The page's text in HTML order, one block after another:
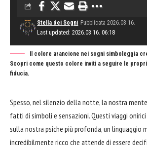
Last updated: 2026.03.16. 06:18
Stella dei Sogni Pubblicata 2026.03.16.
Il colore arancione nei sogni simboleggia
Scopri come questo colore inviti a seguire le
fiducia.
Spesso, nel silenzio della notte, la nostra
fatti di simboli e sensazioni. Questi viaggi
sulla nostra psiche più profonda, un linguaggio
incredibilmente ricco che attende di essere